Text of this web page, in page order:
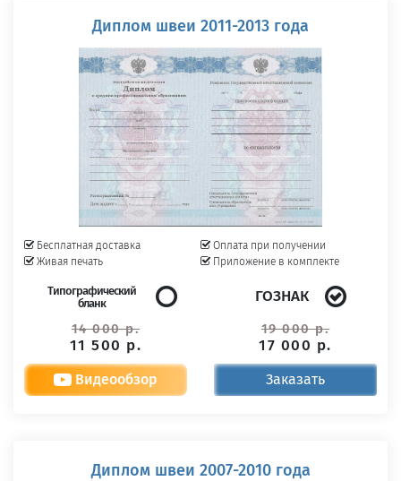
Диплом швеи 2011-2013 года
Бесплатная доставка
Живая печать
Оплата при получении
Приложение в комплекте
Типографический
бланк
14 000 р.
11 500 р.
ГОЗНАК
19 000 р.
17 000 р.
Видеообзор Заказать
Диплом швеи 2007-2010 года